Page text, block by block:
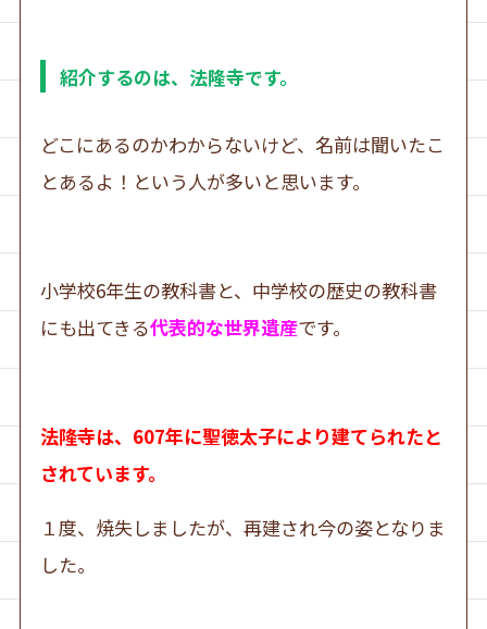
紹介するのは、法隆寺です。
どこにあるのかわからないけど、名前は聞いたこ
とあるよ！という人が多いと思います。
小学校6年生の教科書と、中学校の歴史の教科書
にも出てきる代表的な世界遺産です。
法隆寺は、607年に聖徳太子により建てられたと
されています。
１度、焼失しましたが、再建され今の姿となりま
した。